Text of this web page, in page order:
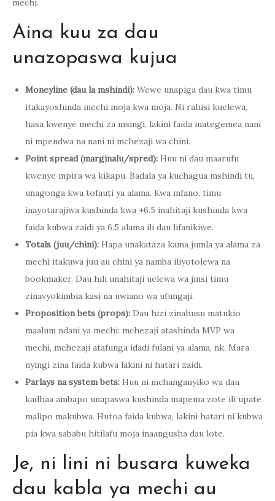
mechi.
Aina kuu za dau
unazopaswa kujua
Moneyline (dau la mshindi): Wewe unapiga dau kwa timu
itakayoshinda mechi moja kwa moja. Ni rahisi kuelewa,
hasa kwenye mechi za msingi, lakini faida inategemea nani
ni mpendwa na nani ni mchezaji wa chini.
Point spread (marginalu/spred): Huu ni dau maarufu
kwenye mpira wa kikapu. Badala ya kuchagua mshindi tu,
unagonga kwa tofauti ya alama. Kwa mfano, timu
inayotarajiwa kushinda kwa +6.5 inahitaji kushinda kwa
faida kubwa zaidi ya 6.5 alama ili dau lifanikiwe.
Totals (juu/chini): Hapa unakataza kama jumla ya alama za
mechi itakuwa juu au chini ya namba iliyotolewa na
bookmaker. Dau hili unahitaji uelewa wa jinsi timu
zinavyokimbia kasi na uwiano wa ufungaji.
Proposition bets (props): Dau hizi zinahusu matukio
maalum ndani ya mechi: mchezaji atashinda MVP wa
mechi, mchezaji atafunga idadi fulani ya alama, nk. Mara
nyingi zina faida kubwa lakini ni hatari zaidi.
Parlays na system bets: Huu ni mchanganyiko wa dau
kadhaa ambapo unapaswa kushinda mapema zote ili upate
malipo makubwa. Hutoa faida kubwa, lakini hatari ni kubwa
pia kwa sababu hitilafu moja inaangusha dau lote.
Je, ni lini ni busara kuweka
dau kabla ya mechi au